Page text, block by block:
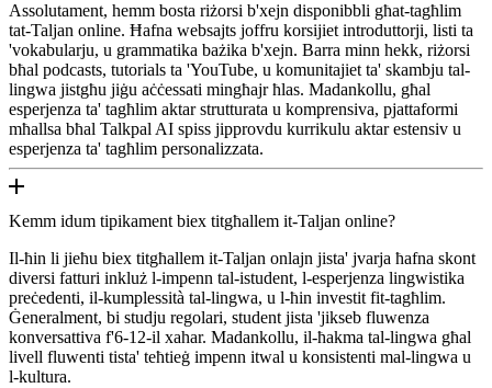
Assolutament, hemm bosta riżorsi b'xejn disponibbli għat-tagħlim
tat-Taljan online. Ħafna websajts joffru korsijiet introduttorji, listi ta
'vokabularju, u grammatika bażika b'xejn. Barra minn hekk, riżorsi
bħal podcasts, tutorials ta 'YouTube, u komunitajiet ta' skambju tal-
lingwa jistgħu jiġu aċċessati mingħajr ħlas. Madankollu, għal
esperjenza ta' tagħlim aktar strutturata u komprensiva, pjattaformi
mħallsa bħal Talkpal AI spiss jipprovdu kurrikulu aktar estensiv u
esperjenza ta' tagħlim personalizzata.
Kemm idum tipikament biex titgħallem it-Taljan online?
Il-ħin li jieħu biex titgħallem it-Taljan onlajn jista' jvarja ħafna skont
diversi fatturi inkluż l-impenn tal-istudent, l-esperjenza lingwistika
preċedenti, il-kumplessità tal-lingwa, u l-ħin investit fit-tagħlim.
Ġeneralment, bi studju regolari, student jista 'jikseb fluwenza
konversattiva f'6-12-il xahar. Madankollu, il-ħakma tal-lingwa għal
livell fluwenti tista' teħtieġ impenn itwal u konsistenti mal-lingwa u
l-kultura.